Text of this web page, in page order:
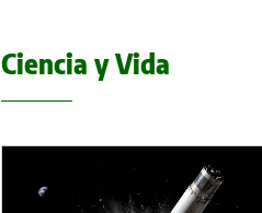
Ciencia y Vida